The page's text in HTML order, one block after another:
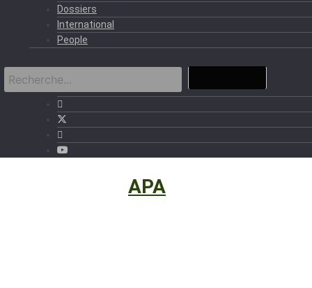
Dossiers
International
People
APA